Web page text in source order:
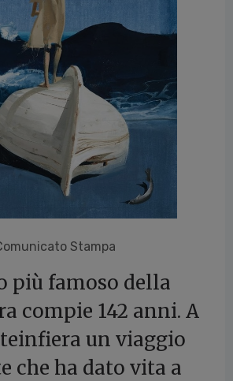
Stampa
più famoso della
compie 142 anni. A
un viaggio
che ha dato vita a